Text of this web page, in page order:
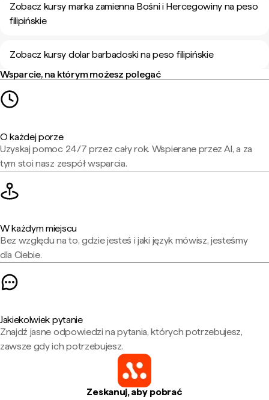
Zobacz kursy marka zamienna Bośni i Hercegowiny na peso
filipińskie
Zobacz kursy dolar barbadoski na peso filipińskie
Wsparcie, na którym możesz polegać
O każdej porze
Uzyskaj pomoc 24/7 przez cały rok. Wspierane przez AI, a za
tym stoi nasz zespół wsparcia.
W każdym miejscu
Bez względu na to, gdzie jesteś i jaki język mówisz, jesteśmy
dla Ciebie.
Jakiekolwiek pytanie
Znajdź jasne odpowiedzi na pytania, których potrzebujesz,
zawsze gdy ich potrzebujesz.
Zeskanuj, aby pobrać